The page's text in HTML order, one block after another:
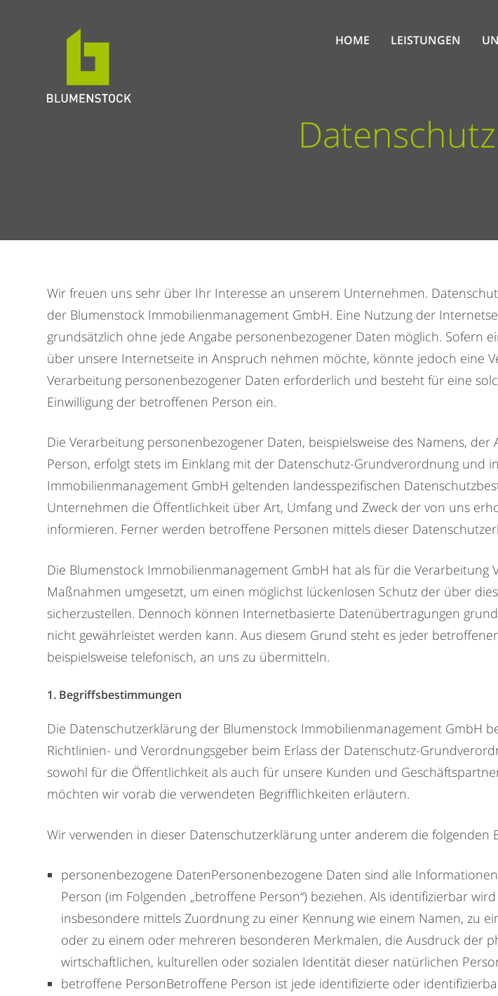
HOME LEISTUNGEN
Wir freuen uns sehr über Ihr Interesse an unserem Unternehmen.
der Blumenstock Immobilienmanagement GmbH. Eine Nutzung der
grundsätzlich ohne jede Angabe personenbezogener Daten möglich. Sofern
über unsere Internetseite in Anspruch nehmen möchte, könnte jedoch eine
Verarbeitung personenbezogener Daten erforderlich und besteht für eine
Einwilligung der betroffenen Person ein.
Die Verarbeitung personenbezogener Daten, beispielsweise des Namens,
Person, erfolgt stets im Einklang mit der Datenschutz-Grundverordnung und
Immobilienmanagement GmbH geltenden landesspezifischen
Unternehmen die Öffentlichkeit über Art, Umfang und Zweck der von uns
informieren. Ferner werden betroffene Personen mittels dieser
Die Blumenstock Immobilienmanagement GmbH hat als für die
Maßnahmen umgesetzt, um einen möglichst lückenlosen Schutz der über
sicherzustellen. Dennoch können Internetbasierte Datenübertragungen
nicht gewährleistet werden kann. Aus diesem Grund steht es jeder
beispielsweise telefonisch, an uns zu übermitteln.
1. Begriffsbestimmungen
Die Datenschutzerklärung der Blumenstock Immobilienmanagement GmbH
Richtlinien- und Verordnungsgeber beim Erlass der Datenschutz-
sowohl für die Öffentlichkeit als auch für unsere Kunden und
möchten wir vorab die verwendeten Begrifflichkeiten erläutern.
Wir verwenden in dieser Datenschutzerklärung unter anderem die folgenden
personenbezogene DatenPersonenbezogene Daten sind alle
Person (im Folgenden „betroffene Person“) beziehen. Als identifizierbar
insbesondere mittels Zuordnung zu einer Kennung wie einem Namen, zu
oder zu einem oder mehreren besonderen Merkmalen, die Ausdruck der
wirtschaftlichen, kulturellen oder sozialen Identität dieser natürlichen
betroffene PersonBetroffene Person ist jede identifizierte oder